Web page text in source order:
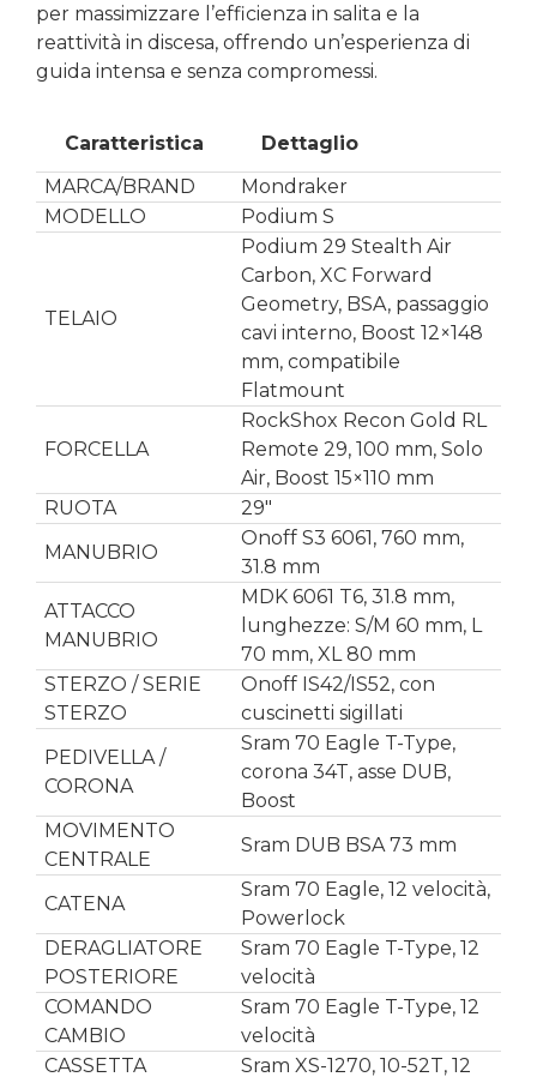
per massimizzare l’efficienza in salita e la
reattività in discesa, offrendo un’esperienza di
guida intensa e senza compromessi.
Caratteristica
Dettaglio
MARCA/BRAND
Mondraker
MODELLO
Podium S
TELAIO
Podium 29 Stealth Air
Carbon, XC Forward
Geometry, BSA, passaggio
cavi interno, Boost 12×148
mm, compatibile
Flatmount
FORCELLA
RockShox Recon Gold RL
Remote 29, 100 mm, Solo
Air, Boost 15×110 mm
RUOTA
29″
MANUBRIO
Onoff S3 6061, 760 mm,
31.8 mm
ATTACCO
MANUBRIO
MDK 6061 T6, 31.8 mm,
lunghezze: S/M 60 mm, L
70 mm, XL 80 mm
STERZO / SERIE
STERZO
Onoff IS42/IS52, con
cuscinetti sigillati
PEDIVELLA /
CORONA
Sram 70 Eagle T-Type,
corona 34T, asse DUB,
Boost
MOVIMENTO
CENTRALE
Sram DUB BSA 73 mm
CATENA
Sram 70 Eagle, 12 velocità,
Powerlock
DERAGLIATORE
POSTERIORE
Sram 70 Eagle T-Type, 12
velocità
COMANDO
CAMBIO
Sram 70 Eagle T-Type, 12
velocità
CASSETTA
Sram XS-1270, 10-52T, 12